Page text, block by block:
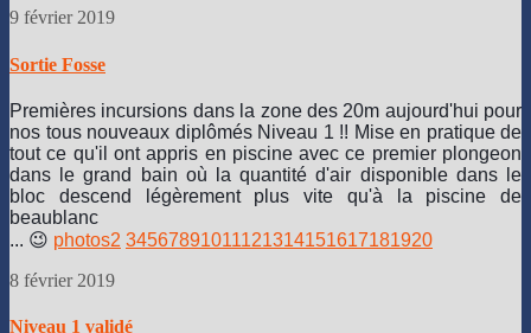
9 février 2019
Sortie Fosse
Premières incursions dans la zone des 20m aujourd'hui pour
nos tous nouveaux diplômés Niveau 1 !! Mise en pratique de
tout ce qu'il ont appris en piscine avec ce premier plongeon
dans le grand bain où la quantité d'air disponible dans le
bloc descend légèrement plus vite qu'à la piscine de
beaublanc
... 😉 photos2 34567891011121314151617181920
8 février 2019
Niveau 1 validé